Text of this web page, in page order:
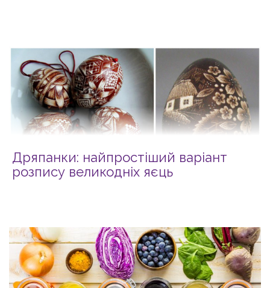
Дряпанки: найпростіший варіант
розпису великодніх яєць